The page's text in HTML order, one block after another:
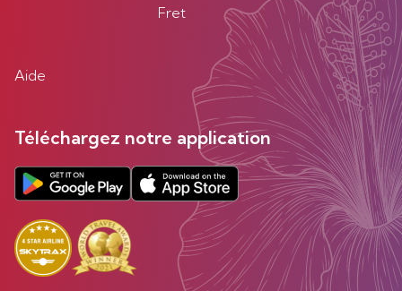
Fret
Aide
Téléchargez notre application